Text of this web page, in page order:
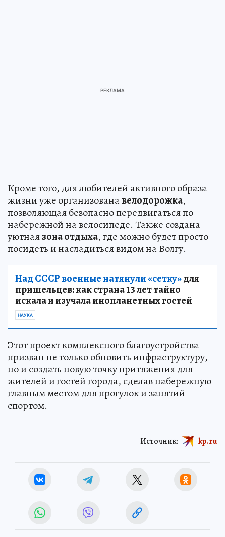
Кроме того, для любителей активного образа
жизни уже организованавелодорожка,
позволяющая безопасно передвигаться по
набережной на велосипеде. Также создана
уютнаязона отдыха, где можно будет просто
посидеть и насладиться видом на Волгу.
Над СССР военные натянули «сетку»для
пришельцев: как страна 13 лет тайно
искала и изучала инопланетных гостей
НАУКА
Этот проект комплексного благоустройства
призван не только обновить инфраструктуру,
но и создать новую точку притяжения для
жителей и гостей города, сделав набережную
главным местом для прогулок и занятий
спортом.
Источник: kp.ru